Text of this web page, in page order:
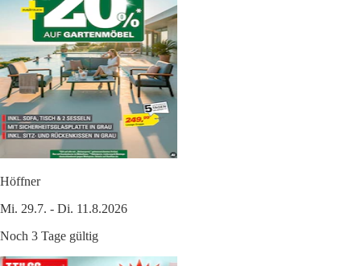
Höffner
Mi. 29.7. - Di. 11.8.2026
Noch 3 Tage gültig